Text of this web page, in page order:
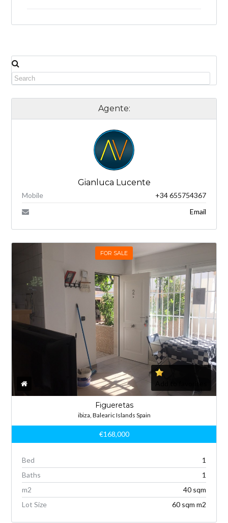
Agente:
Gianluca Lucente
Mobile
+34 655754367
Email
FOR SALE
Add to favorites
Figueretas
ibiza, Balearic Islands Spain
€168,000
Bed
1
Baths
1
m2
40 sqm
Lot Size
60 sqm m2